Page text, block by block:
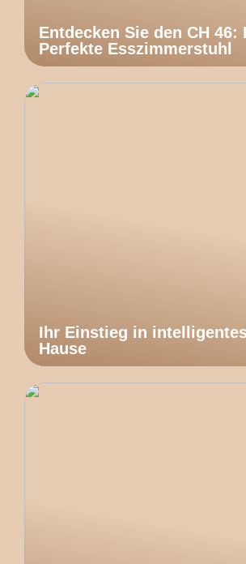
Entdecken Sie den CH 46:
Perfekte Esszimmerstuhl
Ihr Einstieg in
Hause